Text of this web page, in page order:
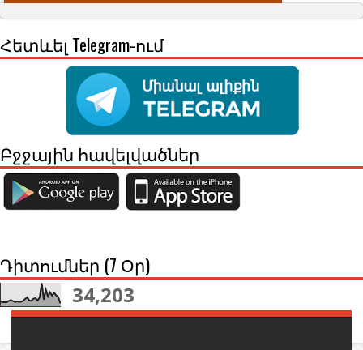
Հետևել Telegram-ում
Բջջային հավելվածներ
Դիտումներ (7 Օր)
34,203